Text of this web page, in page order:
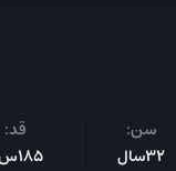
سن:
32سال
قد:
185س‌م